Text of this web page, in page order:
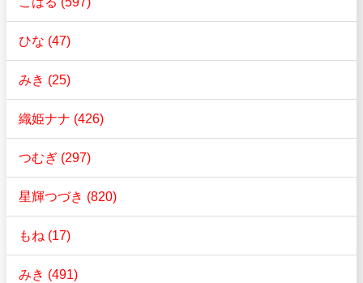
ひな (47)
みき (25)
織姫ナナ (426)
つむぎ (297)
星輝つづき (820)
もね (17)
みき (491)